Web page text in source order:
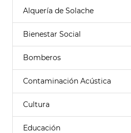
Alquería de Solache
Bienestar Social
Bomberos
Contaminación Acústica
Cultura
Educación